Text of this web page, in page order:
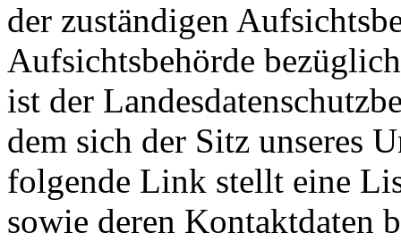
der zuständigen
Aufsichtsbehörde
ist der
dem sich der Sitz unseres
folgende Link stellt eine
sowie deren Kontaktdaten